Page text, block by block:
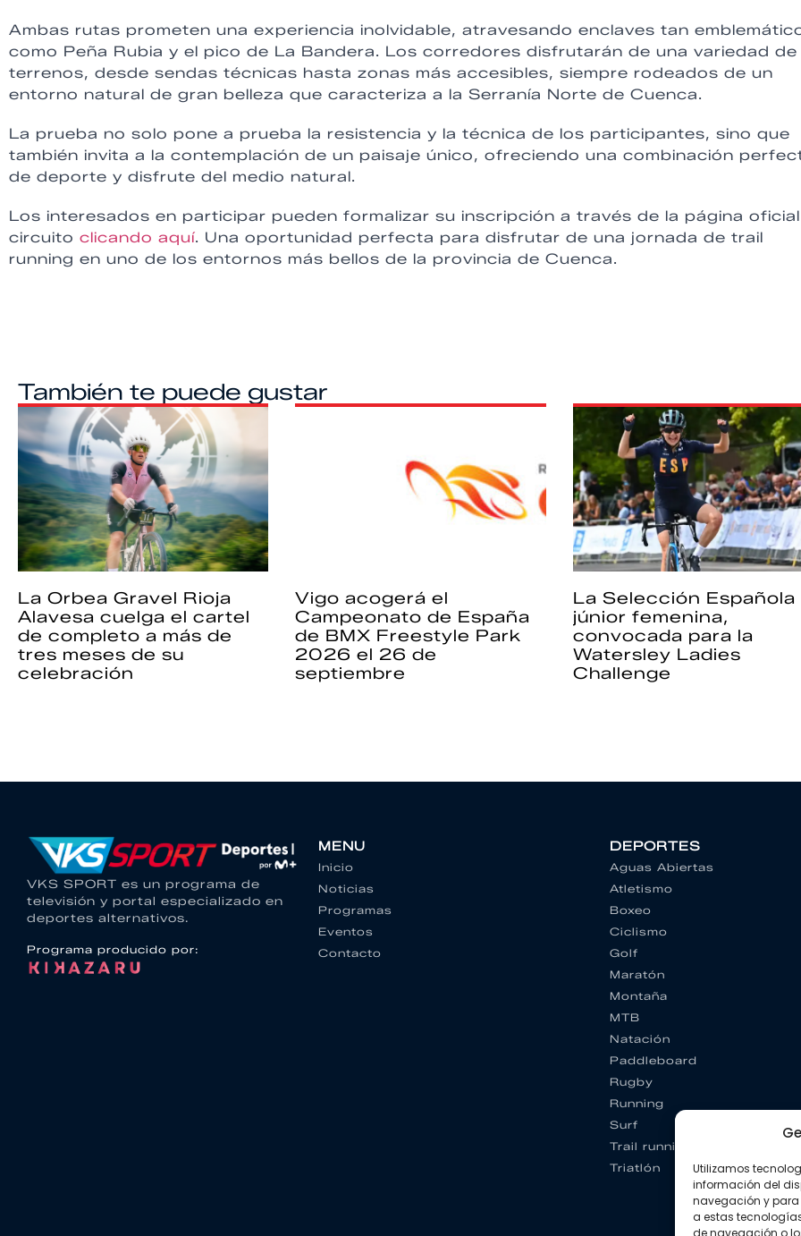
Utilizamos
información del
navegación y para
a estas
de navegación o
Ambas rutas prometen una experiencia inolvidable, atravesando enclaves tan
como Peña Rubia y el pico de La Bandera. Los corredores disfrutarán de una variedad de
terrenos, desde sendas técnicas hasta zonas más accesibles, siempre rodeados de un
entorno natural de gran belleza que caracteriza a la Serranía Norte de Cuenca.
La prueba no solo pone a prueba la resistencia y la técnica de los participantes, sino que
también invita a la contemplación de un paisaje único, ofreciendo una combinación
de deporte y disfrute del medio natural.
Los interesados en participar pueden formalizar su inscripción a través de la página
circuito clicando aquí. Una oportunidad perfecta para disfrutar de una jornada de trail
running en uno de los entornos más bellos de la provincia de Cuenca.
También te puede gustar
La Orbea Gravel Rioja
Alavesa cuelga el cartel
de completo a más de
tres meses de su
celebración
Vigo acogerá el
Campeonato de España
de BMX Freestyle Park
2026 el 26 de
septiembre
La Selección Española
júnior femenina,
convocada para la
Watersley Ladies
Challenge
VKS SPORT es un programa de
televisión y portal especializado en
deportes alternativos.
Programa producido por:
MENU
Inicio
Noticias
Programas
Eventos
Contacto
DEPORTES
Aguas Abiertas
Atletismo
Boxeo
Ciclismo
Golf
Maratón
Montaña
MTB
Natación
Paddleboard
Rugby
Running
Surf
Trail running
Triatlón